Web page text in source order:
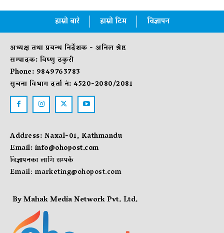
हाम्रो बारे हाम्रो टिम विज्ञापन
अध्यक्ष तथा प्रबन्ध निर्देशक - अनिल श्रेष्ठ
सम्पादक: विष्णु ठकुरी
Phone: 9849763783
सूचना विभाग दर्ता नं: 4520-2080/2081
Address: Naxal-01, Kathmandu
Email:info@ohopost.com
विज्ञापनका लागि सम्पर्क
Email:marketing@ohopost.com
By Mahak Media Network Pvt. Ltd.